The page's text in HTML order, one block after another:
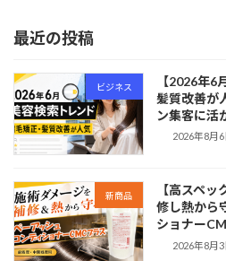
最近の投稿
ビジネス
【2026年6
髪質改善が
ン集客に活
2026年8月6
新商品
【高スペ
修し熱から
ショナー
2026年8月3